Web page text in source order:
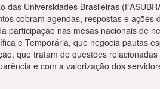
Universidades Brasileiras
cobram agendas, respostas e ações
participação nas mesas nacionais de
e Temporária, que negocia pautas
que tratam de questões relacionadas
e com a valorização dos